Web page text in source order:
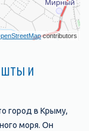
contributors
И
город в Крыму,
моря. Он